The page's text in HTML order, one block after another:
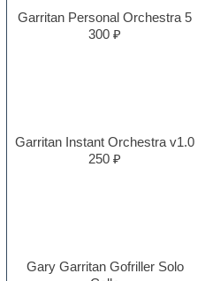
Garritan Personal Orchestra 5
300 ₽
Garritan Instant Orchestra v1.0
250 ₽
Gary Garritan Gofriller Solo